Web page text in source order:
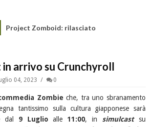
Project Zomboid: rilasciato
in arrivo su Crunchyroll
04, 2023 0
Zombie che, tra uno sbranamento
tantissimo sulla cultura giapponese sarà
dal 9 Luglio alle11:00, insimulcastsu